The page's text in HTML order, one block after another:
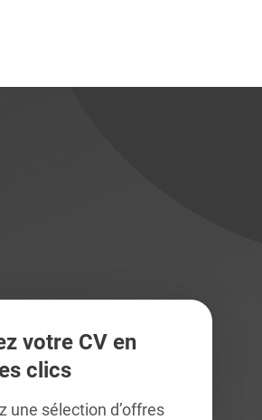
votre CV en
clics
une sélection d’offres